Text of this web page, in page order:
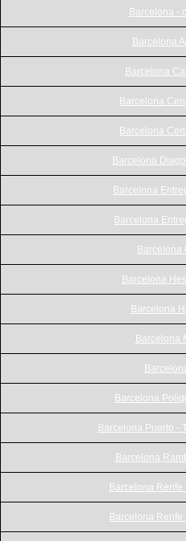
Barcelona -
Barcelona
Barcelona
Barcelona
Barcelona
Barcelona
Barcelona
Barcelona
Barcelona
Barcelona
Barcelona
Barcelona
Barcelona
Barcelona Puerto -
Barcelona
Barcelona Renfe
Barcelona Renfe